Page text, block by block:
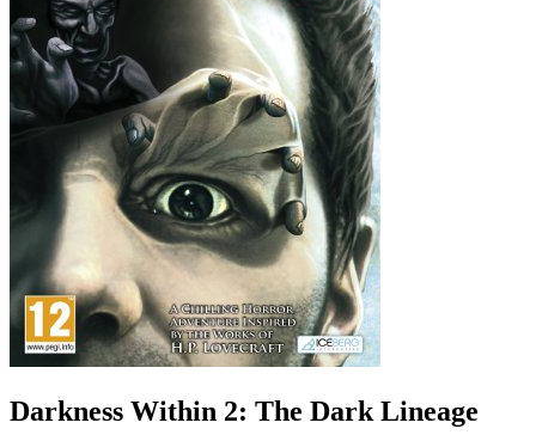
Darkness Within 2: The Dark Lineage